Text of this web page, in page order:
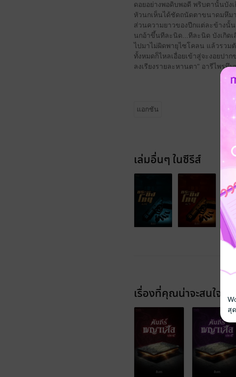
ดอยอย่างพอดิบพอดี พริบตานั้นบัง
หัวนกเห็นได้ชัดถนัดตาขนาดมหึม
ส่วนความยาวของปีกแต่ละข้างนั้
นกอ้าขึ้นทีละนิด...ทีละนิด บังเกิดเ
ไปมาไม่ผิดพายุไซโคลน แล้วรวม
ทั้งหมดก็ไหลเอื่อยเข้าสู่จะงอยปา
ลงเรียงรายละหานตา" อารีไพร
แอกชัน
เล่มอื่นๆ ในซีรีส์
เรื่องที่คุณน่าจะสนใจ
สุ